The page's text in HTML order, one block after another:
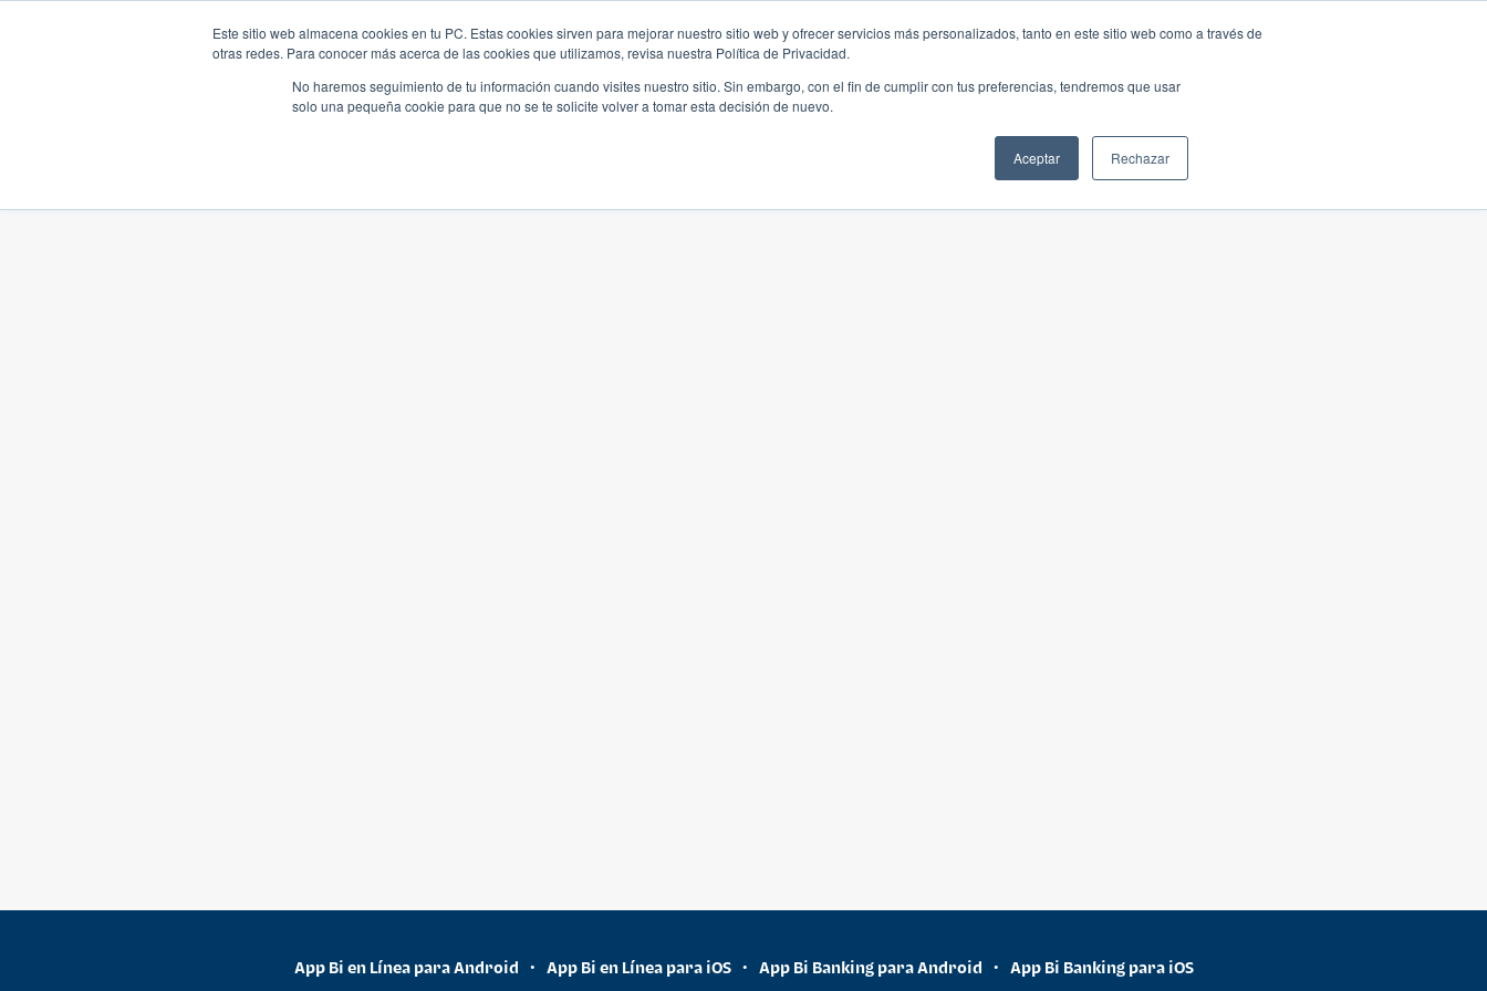
Este sitio web almacena cookies en tu PC. Estas cookies sirven para mejorar nuestro sitio web y ofrecer servicios más personalizados, tanto en este sitio web como a través de
otras redes. Para conocer más acerca de las cookies que utilizamos, revisa nuestra Política de Privacidad.
No haremos seguimiento de tu información cuando visites nuestro sitio. Sin embargo, con el fin de cumplir con tus preferencias, tendremos que usar
solo una pequeña cookie para que no se te solicite volver a tomar esta decisión de nuevo.
Aceptar Rechazar
App Bi en Línea para Android • App Bi en Línea para iOS • App Bi Banking para Android • App Bi Banking para iOS